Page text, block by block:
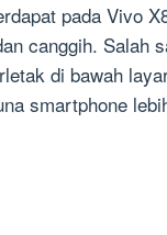
pada Vivo
canggih. Salah
di bawah
smartphone